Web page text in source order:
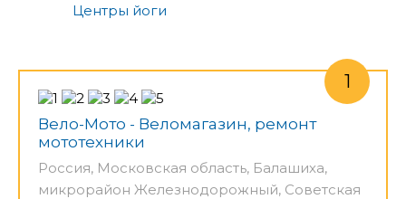
Центры йоги
Вело-Мото - Веломагазин, ремонт
мототехники
Россия, Московская область, Балашиха,
микрорайон Железнодорожный, Советская